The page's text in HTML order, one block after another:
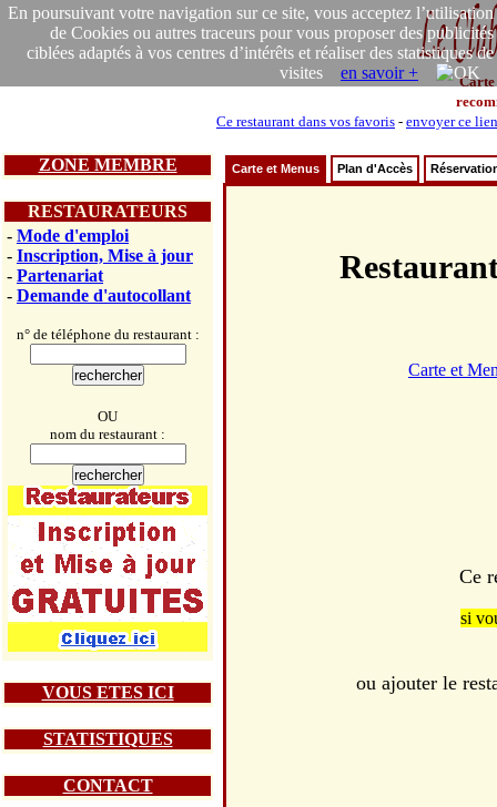
En poursuivant votre navigation sur ce site, vous acceptez l’utilisation
de Cookies ou autres traceurs pour vous proposer des publicités
ciblées adaptés à vos centres d’intérêts et réaliser des statistiques de
visites en savoir +
Carte
Ce restaurant dans vos favoris - envoyer ce
ZONE MEMBRE
RESTAURATEURS
- Mode d'emploi
- Inscription, Mise à jour
- Partenariat
- Demande d'autocollant
n° de téléphone du restaurant :
OU
nom du restaurant :
VOUS ETES ICI
STATISTIQUES
CONTACT
Carte et Menus Plan d'Accès
Carte et
Ce
si
ou ajouter le